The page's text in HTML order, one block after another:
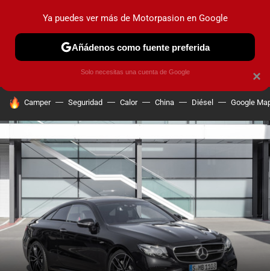
PRUEBAS COCHES ELÉCTRICOS OBSERVATORIO
HOY SE HABLA DE
Camper Seguridad Calor China Diésel Google
×
Ya puedes ver más de Motorpasion en Google
Añádenos como fuente preferida
Solo necesitas una cuenta de Google